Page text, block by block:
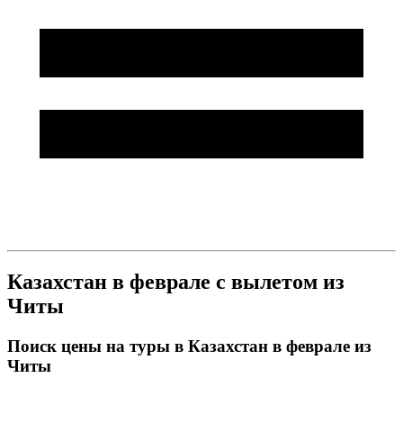
Казахстан в феврале с вылетом из
Читы
Поиск цены на туры в Казахстан в феврале из
Читы